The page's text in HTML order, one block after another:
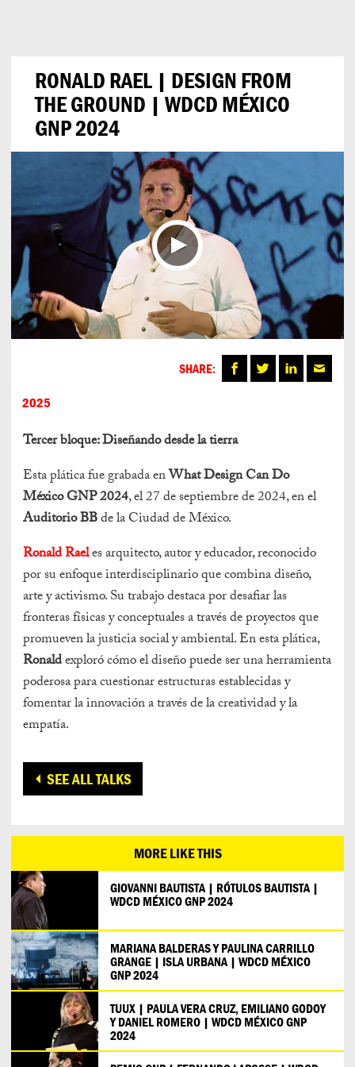
RONALD RAEL | DESIGN FROM
THE GROUND | WDCD MÉXICO
GNP 2024
2025
SHARE:
Tercer bloque: Diseñando desde la tierra
Esta plática fue grabada enWhat Design Can Do
México GNP 2024, el 27 de septiembre de 2024, en el
Auditorio BBde la Ciudad de México.
Ronald Raeles arquitecto, autor y educador, reconocido
por su enfoque interdisciplinario que combina diseño,
arte y activismo. Su trabajo destaca por desafiar las
fronteras físicas y conceptuales a través de proyectos que
promueven la justicia social y ambiental. En esta plática,
Ronaldexploró cómo el diseño puede ser una herramienta
poderosa para cuestionar estructuras establecidas y
fomentar la innovación a través de la creatividad y la
empatía.
SEE ALL TALKS
MORE LIKE THIS
GIOVANNI BAUTISTA | RÓTULOS BAUTISTA |
WDCD MÉXICO GNP 2024
MARIANA BALDERAS Y PAULINA CARRILLO
GRANGE | ISLA URBANA | WDCD MÉXICO
GNP 2024
TUUX | PAULA VERA CRUZ, EMILIANO GODOY
Y DANIEL ROMERO | WDCD MÉXICO GNP
2024